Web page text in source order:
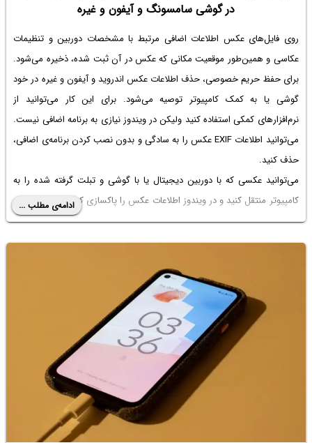
در گوشی سامسونگ و آیفون و غیره
روی فایل‌های عکس اطلاعات اضافی مرتبط با مشخصات دوربین و تنظیمات
عکاسی و همین‌طور موقعیت مکانی که عکس در آن ثبت شده، ذخیره می‌شود.
برای حفظ حریم خصوصی، حذف اطلاعات عکس اندروید و آیفون و غیره در خود
گوشی یا به کمک کامپیوتر توصیه می‌شود. برای این کار می‌توانید از
نرم‌افزارهای کمکی استفاده کنید ولیکن در ویندوز نیازی به برنامه اضافی نیست.
می‌توانید اطلاعات EXIF عکس را به سادگی و بدون نصب کردن برنامه‌ی اضافی،
حذف کنید.
می‌توانید عکسی که با دوربین دیجیتال یا با گوشی و تبلت گرفته شده را به
کامپیوتر منتقل کنید و در ویندوز اطلاعات عکس را پاکسازی کنید. در ادامه نحوه
حذف موقعیت مکانی یا همان مختصات که با GPS تعیین می‌شود و نیز
حذف
تاریخ از روی عکس شیائومیو سامسونگ و غیره در ویندوز را بررسی می‌کنیم.
ادامه‌ی مطلب ...